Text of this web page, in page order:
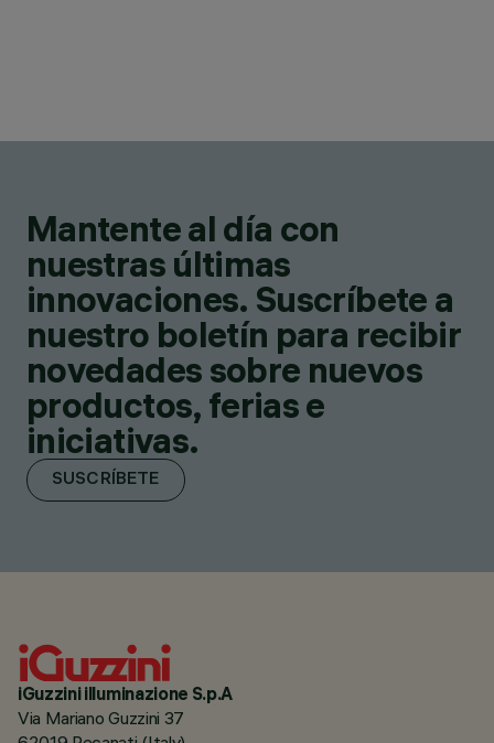
Mantente al día con
nuestras últimas
innovaciones. Suscríbete a
nuestro boletín para recibir
novedades sobre nuevos
productos, ferias e
iniciativas.
SUSCRÍBETE
iGuzzini illuminazione S.p.A
Via Mariano Guzzini 37